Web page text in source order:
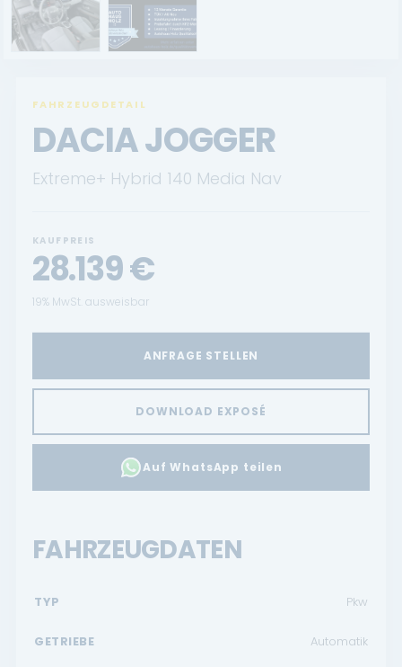
Standort Neustadt
Qualitätsversprechen
Tankstelle
Karriere
KONTAKT
FAHRZEUGDETAIL
DACIA JOGGER
Extreme+ Hybrid 140 Media Nav
KAUFPREIS
28.139€
19% MwSt. ausweisbar
ANFRAGE STELLEN
DOWNLOAD EXPOSÉ
Auf WhatsApp teilen
FAHRZEUGDATEN
TYP Pkw
GETRIEBE Automatik